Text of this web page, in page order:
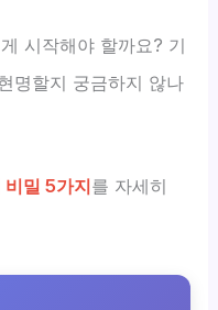
시작해야 할까요? 기
명할지 궁금하지 않나
비밀 5가지를 자세히